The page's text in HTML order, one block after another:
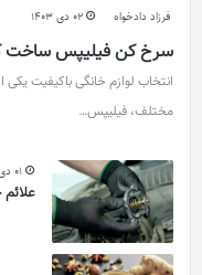
فرزاد دادخواه 02 دی 1403
سرخ کن فیلیپس ساخت
انتخاب لوازم خانگی باکیفیت
مختلف، فیلیپس…
01 دی 1403